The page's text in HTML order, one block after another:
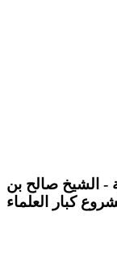
- الشيخ صالح بن
كبار العلماء